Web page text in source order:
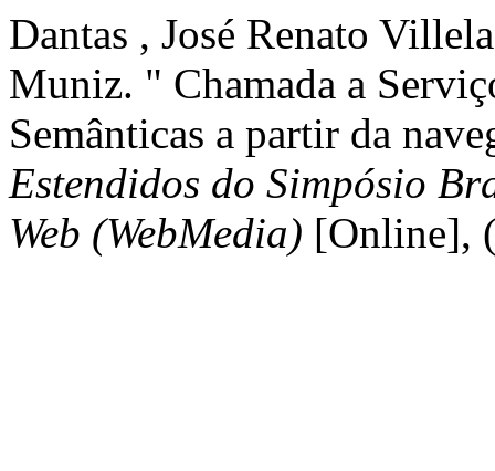
Dantas , José Renato
Muniz. " Chamada a
Semânticas a partir da
Estendidos do Simpósio
Web (WebMedia) [Online],